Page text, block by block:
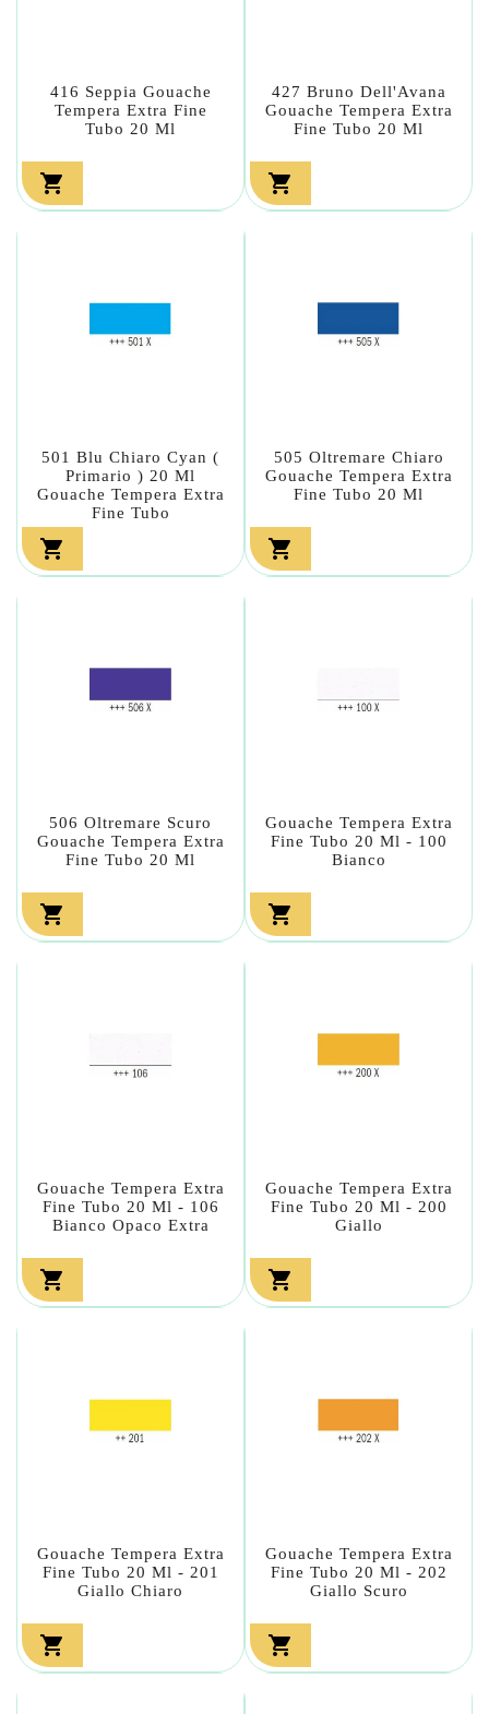
416 Seppia Gouache
Tempera Extra Fine
Tubo 20 Ml

427 Bruno Dell'Avana
Gouache Tempera Extra
Fine Tubo 20 Ml

501 Blu Chiaro Cyan (
Primario ) 20 Ml
Gouache Tempera Extra
Fine Tubo

505 Oltremare Chiaro
Gouache Tempera Extra
Fine Tubo 20 Ml

506 Oltremare Scuro
Gouache Tempera Extra
Fine Tubo 20 Ml

Gouache Tempera Extra
Fine Tubo 20 Ml - 100
Bianco

Gouache Tempera Extra
Fine Tubo 20 Ml - 106
Bianco Opaco Extra

Gouache Tempera Extra
Fine Tubo 20 Ml - 200
Giallo

Gouache Tempera Extra
Fine Tubo 20 Ml - 201
Giallo Chiaro

Gouache Tempera Extra
Fine Tubo 20 Ml - 202
Giallo Scuro
